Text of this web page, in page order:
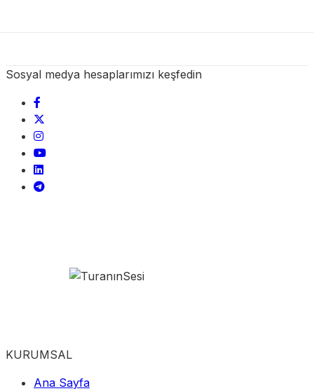
Sosyal medya hesaplarımızı keşfedin
KURUMSAL
Ana Sayfa